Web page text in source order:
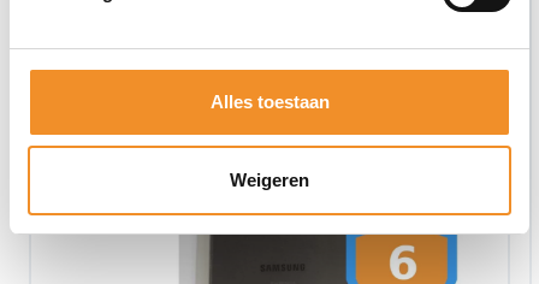
Alles toestaan
Weigeren